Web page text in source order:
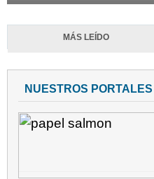
MÁS LEÍDO
NUESTROS PORTALES